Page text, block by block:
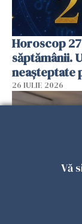
Horoscop
săptămânii.
neașteptate
26 IULIE 2026
Vă